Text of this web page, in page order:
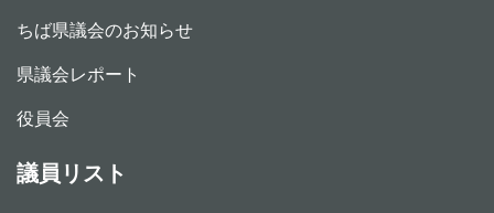
ちば県議会のお知らせ
県議会レポート
役員会
議員リスト